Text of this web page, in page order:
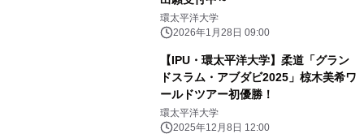
環太平洋大学
2026年1月28日 09:00
【IPU・環太平洋大学】柔道「グラン
ドスラム・アブダビ2025」椋木美希ワ
ールドツアー初優勝！
環太平洋大学
2025年12月8日 12:00